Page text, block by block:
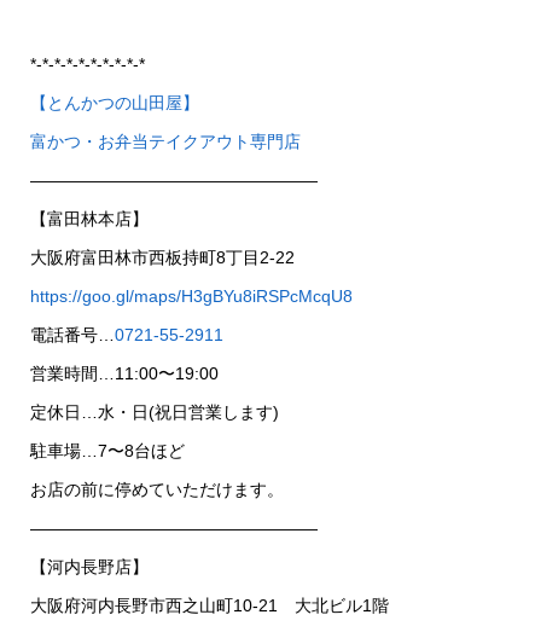
*-*-*-*-*-*-*-*-*-*
【とんかつの山田屋】
富かつ・お弁当テイクアウト専門店
—————————————————
【富田林本店】
大阪府富田林市西板持町8丁目2-22
https://goo.gl/maps/H3gBYu8iRSPcMcqU8
電話番号… 0721-55-2911
営業時間…11:00〜19:00
定休日…水・日(祝日営業します)
駐車場…7〜8台ほど
お店の前に停めていただけます。
—————————————————
【河内長野店】
大阪府河内長野市西之山町10-21 大北ビル1階